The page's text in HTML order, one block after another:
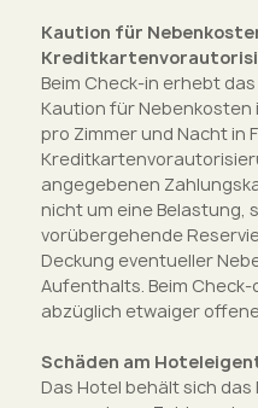
Kaution für
Beim Check-in erhebt
Kaution für Nebenkosten
pro Zimmer und Nacht in
angegebenen
nicht um eine Belastung,
vorübergehende
Deckung eventueller
Aufenthalts. Beim
abzüglich etwaiger
Schäden am
Das Hotel behält sich